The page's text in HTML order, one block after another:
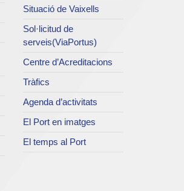
Situació de Vaixells
Sol·licitud de
serveis(ViaPortus)
Centre d’Acreditacions
Tràfics
Agenda d’activitats
El Port en imatges
El temps al Port